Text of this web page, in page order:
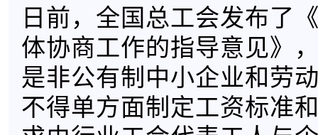
日前，全国总工会发布了
体协商工作的指导意见》
是非公有制中小企业和劳
不得单方面制定工资标准